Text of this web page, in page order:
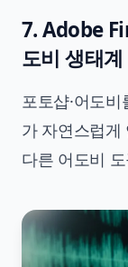
7. Adobe
도비 생태계
포토샵·어도
가 자연스럽게
다른 어도비